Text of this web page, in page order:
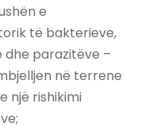
e
të bakterieve,
dhe parazitëve –
në terrene
një rishikimi